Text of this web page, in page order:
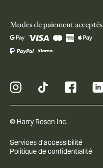
Modes de paiement acceptés
© Harry Rosen Inc.
Services d’accessibilité
Politique de confidentialité